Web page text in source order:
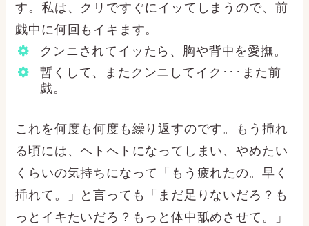
す。私は、クリですぐにイッてしまうので、前
戯中に何回もイキます。
クンニされてイッたら、胸や背中を愛撫。
暫くして、またクンニしてイク･･･また前
戯。
これを何度も何度も繰り返すのです。もう挿れ
る頃には、ヘトヘトになってしまい、やめたい
くらいの気持ちになって「もう疲れたの。早く
挿れて。」と言っても「まだ足りないだろ？も
っとイキたいだろ？もっと体中舐めさせて。」